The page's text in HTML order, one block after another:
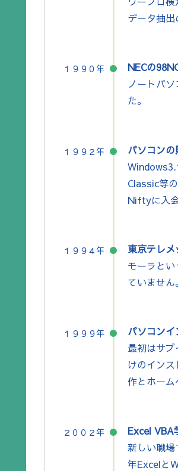
データ抽
１９９０年
NECの
ノートパ
た。
１９９２年
パソコン
Classic等
Niftyに入
１９９４年
東京テレ
モーラと
ていません。
１９９９年
パソコン
最初はサ
けのイン
作とホーム
２００２年
Excel VBA
新しい職
年Excelと